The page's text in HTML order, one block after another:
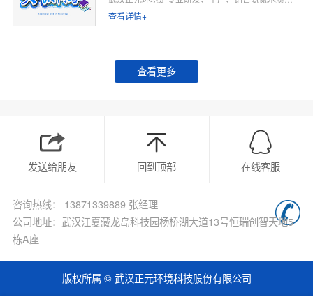
查看详情+
查看更多
发送给朋友 回到顶部 在线客服
咨询热线： 13871339889 张经理
公司地址：武汉江夏藏龙岛科技园杨桥湖大道13号恒瑞创智天地5
栋A座
版权所属 © 武汉正元环境科技股份有限公司